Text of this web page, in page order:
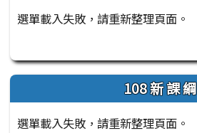
選單載入失敗，請重新整理頁面。
108 新 課 綱
選單載入失敗，請重新整理頁面。